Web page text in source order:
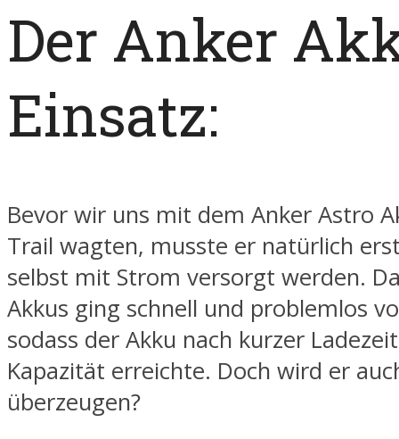
Der Anker
Einsatz:
Bevor wir uns mit dem Anker Astro
Trail wagten, musste er natürlich
selbst mit Strom versorgt werden.
Akkus ging schnell und problemlos
sodass der Akku nach kurzer
Kapazität erreichte. Doch wird er
überzeugen?